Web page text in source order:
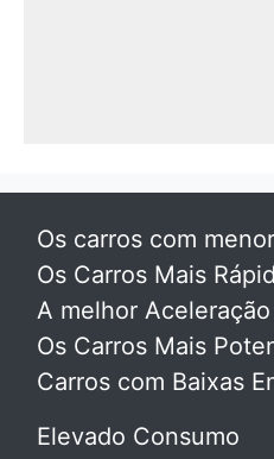
Os carros com
Os Carros Mais
A melhor Aceleração
Os Carros Mais
Carros com Baixas
Elevado Consumo